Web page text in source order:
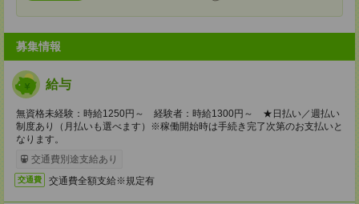
募集情報
給与
無資格未経験：時給1250円～ 経験者：時給1300円～ ★日払い／週払い
制度あり（月払いも選べます）※稼働開始時は手続き完了次第のお支払いと
なります。
交通費別途支給あり
交通費 交通費全額支給※規定有